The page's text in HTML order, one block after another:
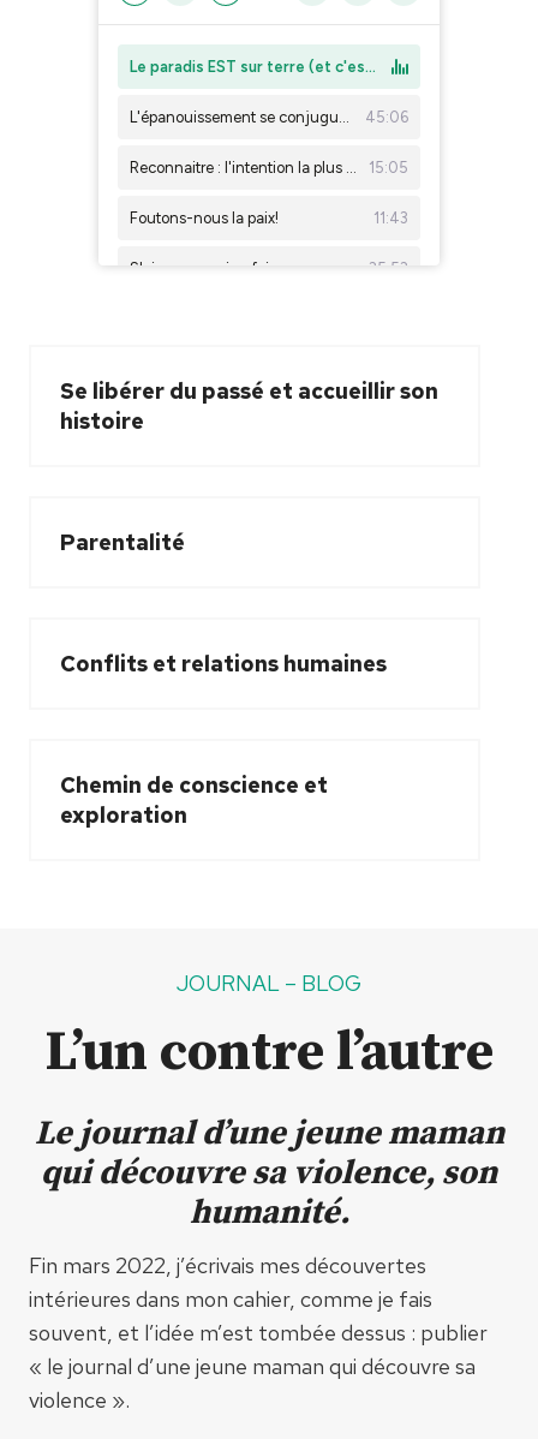
Se libérer du passé et accueillir son
histoire
Parentalité
Conflits et relations humaines
Chemin de conscience et
exploration
JOURNAL – BLOG
L’un contre l’autre
Le journal d’une jeune maman
qui découvre sa violence, son
humanité.
Fin mars 2022, j’écrivais mes découvertes
intérieures dans mon cahier, comme je fais
souvent, et l’idée m’est tombée dessus : publier
« le journal d’une jeune maman qui découvre sa
violence ».